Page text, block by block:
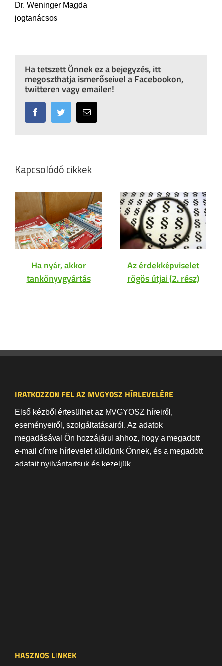
Dr. Weninger Magda
jogtanácsos
Ha tetszett Önnek ez a bejegyzés, itt
megoszthatja ismerőseivel a Facebookon,
twitteren vagy emailen!
FacebookTwitter Email:
Kapcsolódó cikkek
Ha nyár, akkor
tankönyvgyártás
Az érdekképviselet
rögös útjai (2. rész)
IRATKOZZON FEL AZ MVGYOSZ HÍRLEVELÉRE
Első kézből értesülhet az MVGYOSZ híreiről,
eseményeiről, szolgáltatásairól. Az adatok
megadásával Ön hozzájárul ahhoz, hogy a megadott
e-mail címre hírlevelet küldjünk Önnek, és a megadott
adatait nyilvántartsuk és kezeljük.
HASZNOS LINKEK